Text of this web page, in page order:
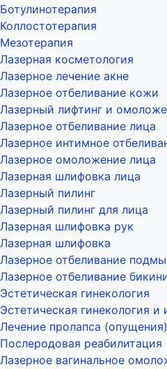
Ботулинотерапия
Коллостотерапия
Мезотерапия
Лазерная косметология
Лазерное лечение акне
Лазерное отбеливание кожи
Лазерный лифтинг и
Лазерное отбеливание лица
Лазерное интимное
Лазерное омоложение лица
Лазерная шлифовка лица
Лазерный пилинг
Лазерный пилинг для лица
Лазерная шлифовка рук
Лазерная шлифовка
Лазерное отбеливание
Лазерное отбеливание
Эстетическая гинекология
Эстетическая гинекология
Лечение пролапса
Послеродовая реабилитация
Лазерное вагинальное